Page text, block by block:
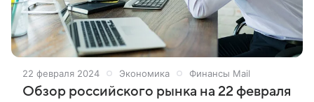
22 февраля 2024 Экономика Финансы Mail
Обзор российского рынка на 22 февраля